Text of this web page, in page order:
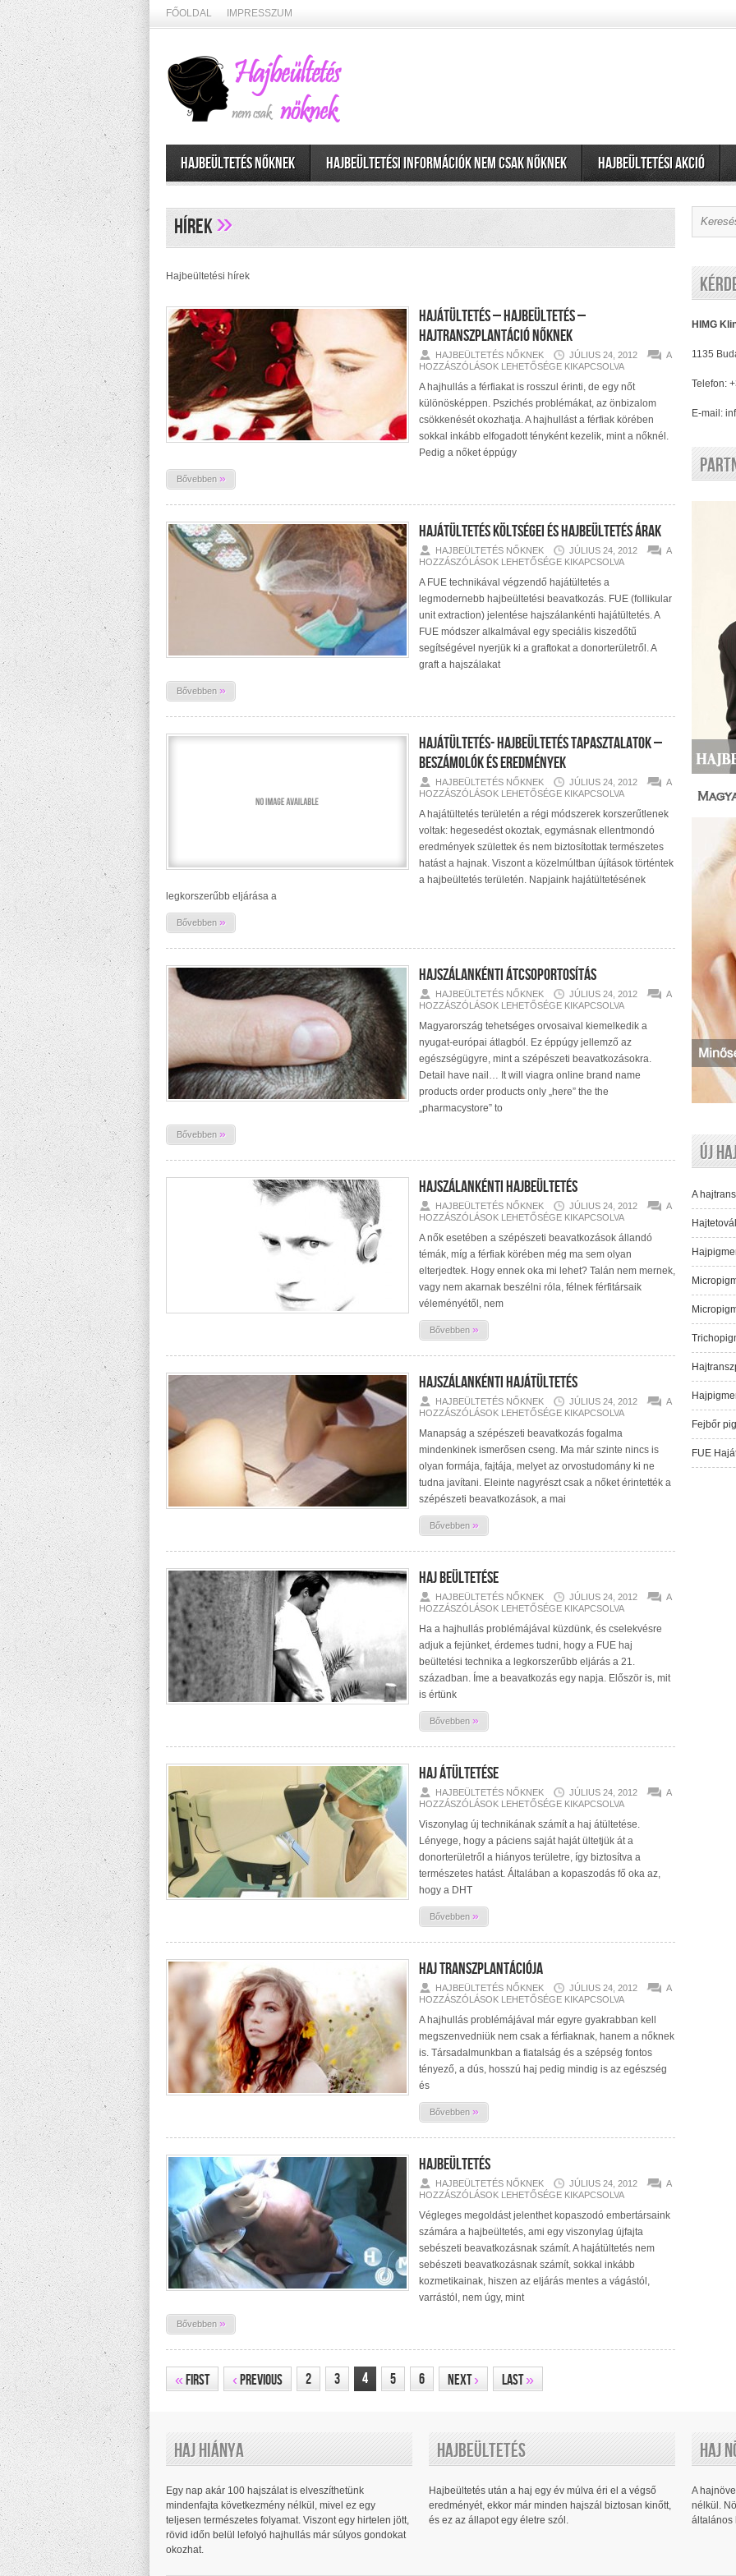
FŐOLDAL IMPRESSZUM
Hajbeültetés nőknek Hajbeültetési információk nem csak nőknek Hajbeültetési akció
Hírek»
Hajbeültetési hírek
Hajátültetés – Hajbeültetés –
Hajtranszplantáció Nőknek
HAJBEÜLTETÉS NŐKNEK JÚLIUS 24, 2012
HAJÁTÜLTETÉS
BEJEGYZÉSHEZ
A
HOZZÁSZÓLÁSOK LEHETŐSÉGE KIKAPCSOLVA
A hajhullás a férfiakat is rosszul érinti, de egy nőt
különösképpen. Pszichés problémákat, az önbizalom
csökkenését okozhatja. A hajhullást a férfiak körében
sokkal inkább elfogadott tényként kezelik, mint a nőknél.
Pedig a nőket éppúgy
Bővebben »
Hajátültetés Költségei és Hajbeültetés Árak
HAJBEÜLTETÉS NŐKNEK JÚLIUS 24, 2012
HAJÁTÜLTETÉS
BEJEGYZÉSHEZ
A
HOZZÁSZÓLÁSOK LEHETŐSÉGE KIKAPCSOLVA
A FUE technikával végzendő hajátültetés a
legmodernebb hajbeültetési beavatkozás. FUE (follikular
unit extraction) jelentése hajszálankénti hajátültetés. A
FUE módszer alkalmával egy speciális kiszedőtű
segítségével nyerjük ki a graftokat a donorterületről. A
graft a hajszálakat
Bővebben »
Hajátültetés- Hajbeültetés Tapasztalatok –
Beszámolók és Eredmények
HAJBEÜLTETÉS NŐKNEK JÚLIUS 24, 2012
HAJÁTÜLTETÉS-
HAJBEÜLTETÉS
–
BESZÁMOLÓK
BEJEGYZÉSHEZ
A
HOZZÁSZÓLÁSOK LEHETŐSÉGE KIKAPCSOLVA
A hajátültetés területén a régi módszerek korszerűtlenek
voltak: hegesedést okoztak, egymásnak ellentmondó
eredmények születtek és nem biztosítottak természetes
hatást a hajnak. Viszont a közelmúltban újítások történtek
a hajbeültetés területén. Napjaink hajátültetésének
legkorszerűbb eljárása a
Bővebben »
Hajszálankénti átcsoportosítás
HAJBEÜLTETÉS NŐKNEK JÚLIUS 24, 2012
BEJEGYZÉSHEZ
A
HOZZÁSZÓLÁSOK LEHETŐSÉGE KIKAPCSOLVA
Magyarország tehetséges orvosaival kiemelkedik a
nyugat-európai átlagból. Ez éppúgy jellemző az
egészségügyre, mint a szépészeti beavatkozásokra.
Detail have nail… It will viagra online brand name
products order products only „here” the the
„pharmacystore” to
Bővebben »
Hajszálankénti Hajbeültetés
HAJBEÜLTETÉS NŐKNEK JÚLIUS 24, 2012
BEJEGYZÉSHEZ
A
HOZZÁSZÓLÁSOK LEHETŐSÉGE KIKAPCSOLVA
A nők esetében a szépészeti beavatkozások állandó
témák, míg a férfiak körében még ma sem olyan
elterjedtek. Hogy ennek oka mi lehet? Talán nem mernek,
vagy nem akarnak beszélni róla, félnek férfitársaik
véleményétől, nem
Bővebben »
Hajszálankénti hajátültetés
HAJBEÜLTETÉS NŐKNEK JÚLIUS 24, 2012
HAJÁTÜLTETÉS
BEJEGYZÉSHEZ
A
HOZZÁSZÓLÁSOK LEHETŐSÉGE KIKAPCSOLVA
Manapság a szépészeti beavatkozás fogalma
mindenkinek ismerősen cseng. Ma már szinte nincs is
olyan formája, fajtája, melyet az orvostudomány ki ne
tudna javítani. Eleinte nagyrészt csak a nőket érintették a
szépészeti beavatkozások, a mai
Bővebben »
Haj Beültetése
HAJBEÜLTETÉS NŐKNEK JÚLIUS 24, 2012
HAJ
A
HOZZÁSZÓLÁSOK LEHETŐSÉGE KIKAPCSOLVA
Ha a hajhullás problémájával küzdünk, és cselekvésre
adjuk a fejünket, érdemes tudni, hogy a FUE haj
beültetési technika a legkorszerűbb eljárás a 21.
században. Íme a beavatkozás egy napja. Először is, mit
is értünk
Bővebben »
Haj Átültetése
HAJBEÜLTETÉS NŐKNEK JÚLIUS 24, 2012
HAJ
A
HOZZÁSZÓLÁSOK LEHETŐSÉGE KIKAPCSOLVA
Viszonylag új technikának számít a haj átültetése.
Lényege, hogy a páciens saját haját ültetjük át a
donorterületről a hiányos területre, így biztosítva a
természetes hatást. Általában a kopaszodás fő oka az,
hogy a DHT
Bővebben »
Haj Transzplantációja
HAJBEÜLTETÉS NŐKNEK JÚLIUS 24, 2012
HAJ
A
HOZZÁSZÓLÁSOK LEHETŐSÉGE KIKAPCSOLVA
A hajhullás problémájával már egyre gyakrabban kell
megszenvedniük nem csak a férfiaknak, hanem a nőknek
is. Társadalmunkban a fiatalság és a szépség fontos
tényező, a dús, hosszú haj pedig mindig is az egészség
és
Bővebben »
Hajbeültetés
HAJBEÜLTETÉS NŐKNEK JÚLIUS 24, 2012
HAJBEÜLTETÉS
A
HOZZÁSZÓLÁSOK LEHETŐSÉGE KIKAPCSOLVA
Végleges megoldást jelenthet kopaszodó embertársaink
számára a hajbeültetés, ami egy viszonylag újfajta
sebészeti beavatkozásnak számít. A hajátültetés nem
sebészeti beavatkozásnak számít, sokkal inkább
kozmetikainak, hiszen az eljárás mentes a vágástól,
varrástól, nem úgy, mint
Bővebben »
« First ‹ Previous 2 3 4 5 6 Next› Last»
HIMG
1135
Telefon:
E-mail:
Új
A
Fejbőr
FUE
Haj Hiánya
Egy nap akár 100 hajszálat is elveszíthetünk
mindenfajta következmény nélkül, mivel ez egy
teljesen természetes folyamat. Viszont egy hirtelen jött,
rövid időn belül lefolyó hajhullás már súlyos gondokat
okozhat.
Hajbeültetés
Hajbeültetés után a haj egy év múlva éri el a végső
eredményét, ekkor már minden hajszál biztosan kinőtt,
és ez az állapot egy életre szól.
Haj
A
nélkül.
általános